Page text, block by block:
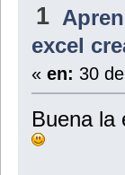
1
excel
« en: 30
Buena la